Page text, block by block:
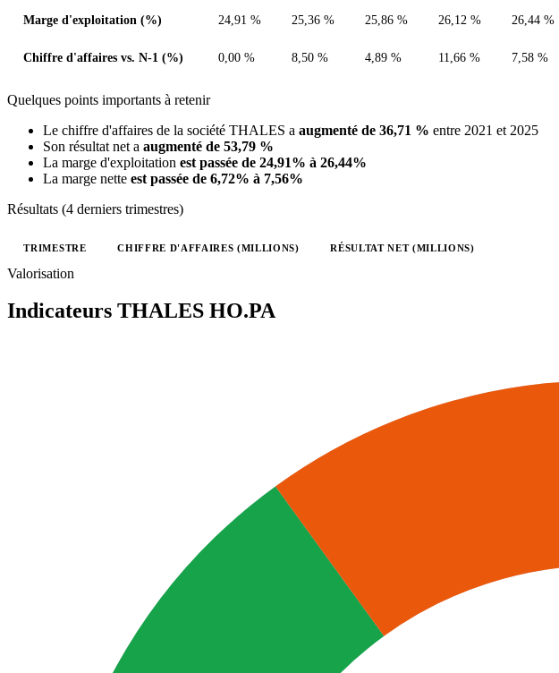
Marge d'exploitation (%) 24,91 % 25,36 % 25,86 % 26,12 % 26,44 %
Chiffre d'affaires vs. N-1 (%) 0,00 % 8,50 % 4,89 % 11,66 % 7,58 %
Quelques points importants à retenir
Le chiffre d'affaires de la société THALES a augmenté de 36,71 % entre 2021 et 2025
Son résultat net a augmenté de 53,79 %
La marge d'exploitation est passée de 24,91% à 26,44%
La marge nette est passée de 6,72% à 7,56%
Résultats (4 derniers trimestres)
Valeurs trimestrielles en millions (euro)
TRIMESTRE CHIFFRE D'AFFAIRES (MILLIONS) RÉSULTAT NET (MILLIONS)
Valorisation
Indicateurs THALES HO.PA